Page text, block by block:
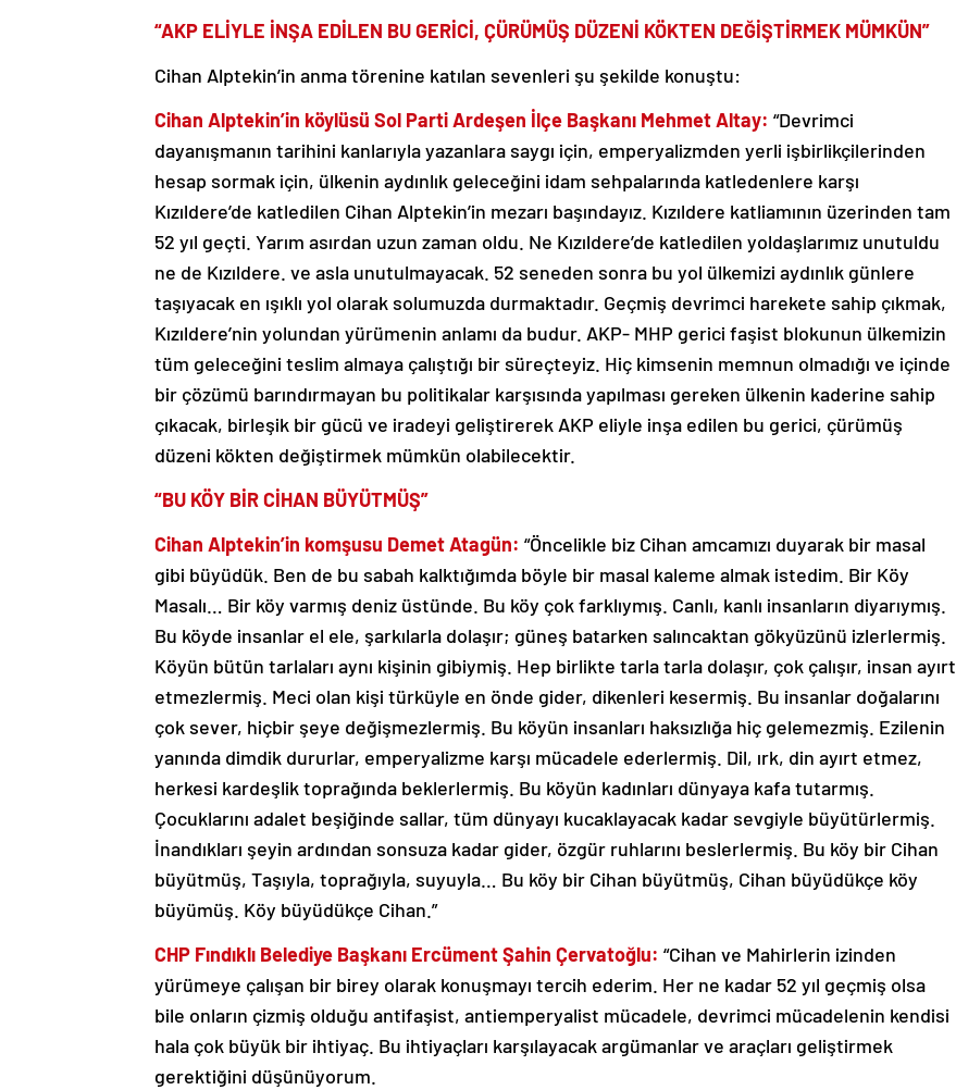
“AKP ELİYLE İNŞA EDİLEN BU GERİCİ, ÇÜRÜMÜŞ DÜZENİ KÖKTEN DEĞİŞTİRMEK MÜMKÜN”
Cihan Alptekin’in anma törenine katılan sevenleri şu şekilde konuştu:
Cihan Alptekin’in köylüsü Sol Parti Ardeşen İlçe Başkanı Mehmet Altay: “Devrimci
dayanışmanın tarihini kanlarıyla yazanlara saygı için, emperyalizmden yerli işbirlikçilerinden
hesap sormak için, ülkenin aydınlık geleceğini idam sehpalarında katledenlere karşı
Kızıldere’de katledilen Cihan Alptekin’in mezarı başındayız. Kızıldere katliamının üzerinden tam
52 yıl geçti. Yarım asırdan uzun zaman oldu. Ne Kızıldere’de katledilen yoldaşlarımız unutuldu
ne de Kızıldere. ve asla unutulmayacak. 52 seneden sonra bu yol ülkemizi aydınlık günlere
taşıyacak en ışıklı yol olarak solumuzda durmaktadır. Geçmiş devrimci harekete sahip çıkmak,
Kızıldere’nin yolundan yürümenin anlamı da budur. AKP- MHP gerici faşist blokunun ülkemizin
tüm geleceğini teslim almaya çalıştığı bir süreçteyiz. Hiç kimsenin memnun olmadığı ve içinde
bir çözümü barındırmayan bu politikalar karşısında yapılması gereken ülkenin kaderine sahip
çıkacak, birleşik bir gücü ve iradeyi geliştirerek AKP eliyle inşa edilen bu gerici, çürümüş
düzeni kökten değiştirmek mümkün olabilecektir.
“BU KÖY BİR CİHAN BÜYÜTMÜŞ”
Cihan Alptekin’in komşusu Demet Atagün: “Öncelikle biz Cihan amcamızı duyarak bir masal
gibi büyüdük. Ben de bu sabah kalktığımda böyle bir masal kaleme almak istedim. Bir Köy
Masalı… Bir köy varmış deniz üstünde. Bu köy çok farklıymış. Canlı, kanlı insanların diyarıymış.
Bu köyde insanlar el ele, şarkılarla dolaşır; güneş batarken salıncaktan gökyüzünü izlerlermiş.
Köyün bütün tarlaları aynı kişinin gibiymiş. Hep birlikte tarla tarla dolaşır, çok çalışır, insan ayırt
etmezlermiş. Meci olan kişi türküyle en önde gider, dikenleri kesermiş. Bu insanlar doğalarını
çok sever, hiçbir şeye değişmezlermiş. Bu köyün insanları haksızlığa hiç gelemezmiş. Ezilenin
yanında dimdik dururlar, emperyalizme karşı mücadele ederlermiş. Dil, ırk, din ayırt etmez,
herkesi kardeşlik toprağında beklerlermiş. Bu köyün kadınları dünyaya kafa tutarmış.
Çocuklarını adalet beşiğinde sallar, tüm dünyayı kucaklayacak kadar sevgiyle büyütürlermiş.
İnandıkları şeyin ardından sonsuza kadar gider, özgür ruhlarını beslerlermiş. Bu köy bir Cihan
büyütmüş, Taşıyla, toprağıyla, suyuyla… Bu köy bir Cihan büyütmüş, Cihan büyüdükçe köy
büyümüş. Köy büyüdükçe Cihan.”
CHP Fındıklı Belediye Başkanı Ercüment Şahin Çervatoğlu: “Cihan ve Mahirlerin izinden
yürümeye çalışan bir birey olarak konuşmayı tercih ederim. Her ne kadar 52 yıl geçmiş olsa
bile onların çizmiş olduğu antifaşist, antiemperyalist mücadele, devrimci mücadelenin kendisi
hala çok büyük bir ihtiyaç. Bu ihtiyaçları karşılayacak argümanlar ve araçları geliştirmek
gerektiğini düşünüyorum.